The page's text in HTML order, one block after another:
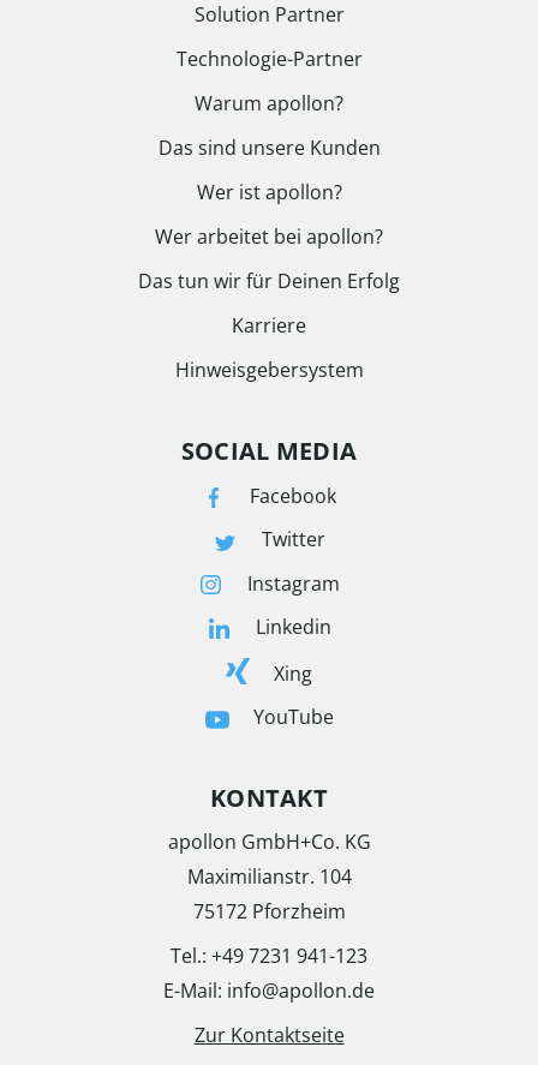
Solution Partner
Technologie-Partner
Warum apollon?
Das sind unsere Kunden
Wer ist apollon?
Wer arbeitet bei apollon?
Das tun wir für Deinen Erfolg
Karriere
Hinweisgebersystem
SOCIAL MEDIA
Facebook
Twitter
Instagram
Linkedin
Xing
YouTube
KONTAKT
apollon GmbH+Co. KG
Maximilianstr. 104
75172 Pforzheim
Tel.: +49 7231 941-123
E-Mail: info@apollon.de
Zur Kontaktseite